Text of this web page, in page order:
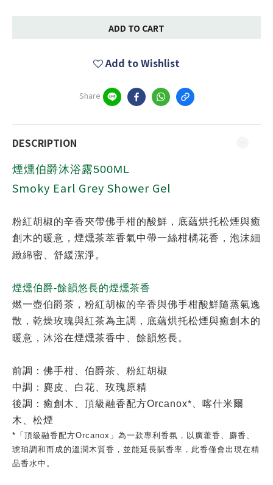
ADD TO CART
Add to Wishlist
Share
DESCRIPTION
煙燻伯爵沐浴露500ML
Smoky Earl Grey Shower Gel
粉紅胡椒的辛香夾帶佛手柑的酸鮮，底蘊烘托松煙與癒
創木的暖意，煙燻茶萃香氣中帶一絲柑橘花香，泡沫細
緻綿密、舒緩潔淨。
煙燻伯爵-餘韻悠長的煙燻茶香
燃一壺伯爵茶，粉紅胡椒的辛香與佛手柑酸鮮隨蒸氣逸
散，乾燥玫瑰與紅茶為主調，底蘊烘托松煙與癒創木的
暖意，沐浴在煙燻茶香中、餘韻悠長。
前調：佛手柑、伯爵茶、粉紅胡椒
中調：麂皮、白花、玫瑰原精
後調：癒創木、頂級融香配方Orcanox*、喀什米爾
木、松煙
*「頂級融香配方Orcanox」為一款專利香氛，以廣藿香、麝香、
琥珀調和而成的溫潤木質香，並能延長賦香率，此香僅會出現在精
品香水中。